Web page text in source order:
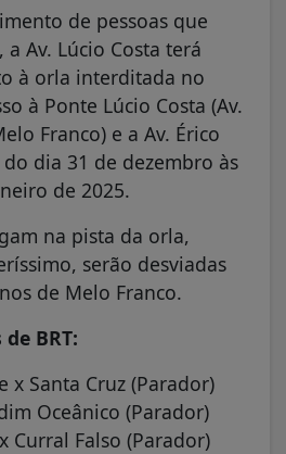
de pessoas que
Av. Lúcio Costa terá
à orla interditada no
à Ponte Lúcio Costa (Av.
Franco) e a Av. Érico
dia 31 de dezembro às
de 2025.
na pista da orla,
serão desviadas
de Melo Franco.
BRT:
x Santa Cruz (Parador)
Oceânico (Parador)
Curral Falso (Parador)